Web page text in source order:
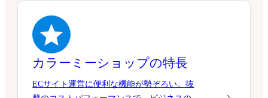
カラーミーショップの特長
ECサイト運営に便利な機能が勢ぞろい。抜